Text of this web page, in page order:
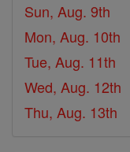
Sun, Aug. 9th
Mon, Aug. 10th
Tue, Aug. 11th
Wed, Aug. 12th
Thu, Aug. 13th